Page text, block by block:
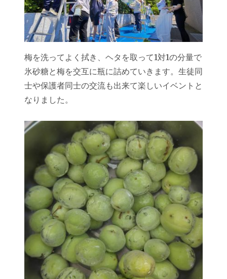
梅を洗ってよく拭き、ヘタを取って1対1の分量で
氷砂糖と梅を交互に瓶に詰めていきます。生徒同
士や保護者同士の交流も出来て楽しいイベントと
なりました。